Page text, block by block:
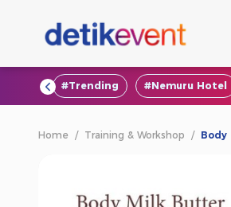
#Trending #Nemuru Hotel
Home / Training & Workshop / Body